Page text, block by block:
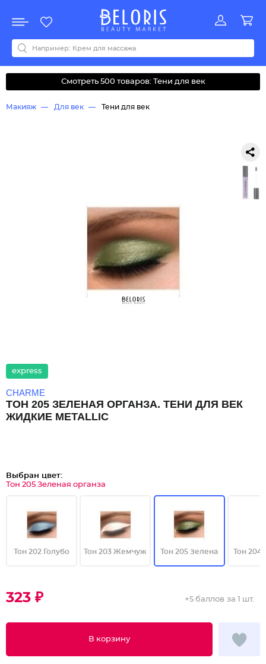
Акции
Все бренды
0-9ABCDEFGHIJKLMNOPQRSTUVWYZАБВДЗИМОКЛНПРСТУФ
Смотреть 500 товаров: Тени для век
Макияж Для век Тени для век
express
CHARME
ТОН 205 ЗЕЛЕНАЯ ОРГАНЗА. ТЕНИ ДЛЯ ВЕК
ЖИДКИЕ METALLIC
Выбран цвет:
Тон 205 Зеленая органза
Тон 202 Голубо Тон 203 Жемчуж Тон 205 Зелена Тон 204
323 ₽
В корзину
+5 баллов за 1 шт.